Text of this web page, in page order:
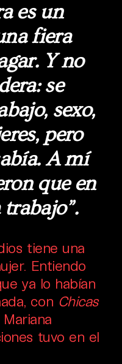
es un
fiera
Y no
se
sexo,
pero
A mí
que en
tiene una
Entiendo
ya lo habían
con Chicas
tuvo en el